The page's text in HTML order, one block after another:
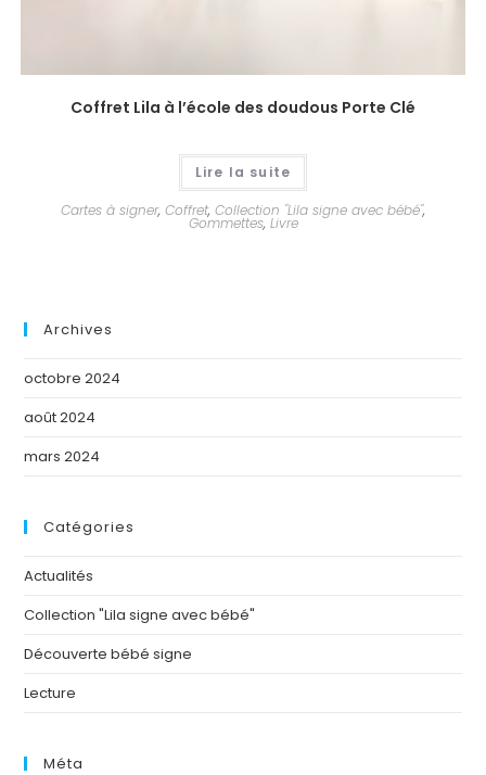
Coffret Lila à l’école des doudous Porte Clé
Lire la suite
Cartes à signer, Coffret, Collection "Lila signe avec bébé",
Gommettes, Livre
Archives
octobre 2024
août 2024
mars 2024
Catégories
Actualités
Collection "Lila signe avec bébé"
Découverte bébé signe
Lecture
Méta